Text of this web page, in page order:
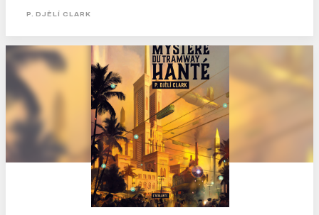
troisième cause de mécontentement pour Hamed : il est chargé de la sécurité et
que l'une des rames...
P. DJÈLÍ CLARK